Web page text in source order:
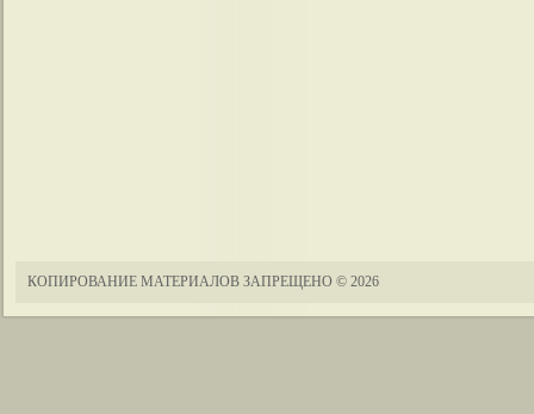
КОПИРОВАНИЕ МАТЕРИАЛОВ ЗАПРЕЩЕНО © 2026